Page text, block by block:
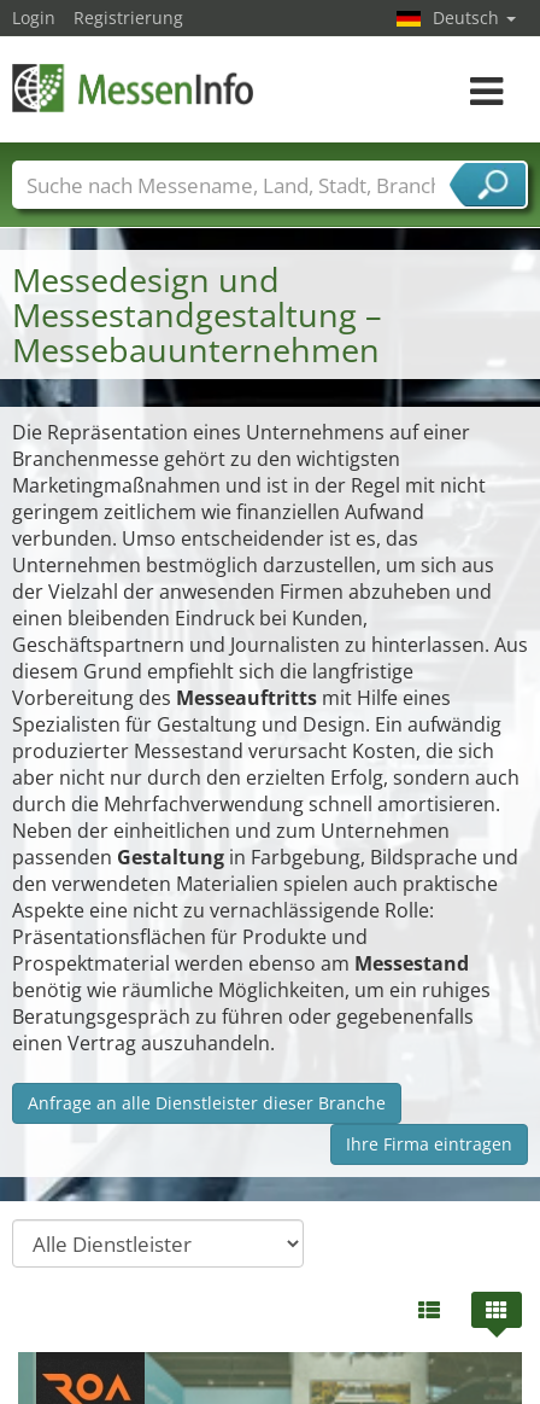
Messedesign und
Messestandgestaltung –
Messebauunternehmen
Die Repräsentation eines Unternehmens auf einer
Branchenmesse gehört zu den wichtigsten
Marketingmaßnahmen und ist in der Regel mit nicht
geringem zeitlichem wie finanziellen Aufwand
verbunden. Umso entscheidender ist es, das
Unternehmen bestmöglich darzustellen, um sich aus
der Vielzahl der anwesenden Firmen abzuheben und
einen bleibenden Eindruck bei Kunden,
Geschäftspartnern und Journalisten zu hinterlassen. Aus
diesem Grund empfiehlt sich die langfristige
Vorbereitung des Messeauftritts mit Hilfe eines
Spezialisten für Gestaltung und Design. Ein aufwändig
produzierter Messestand verursacht Kosten, die sich
aber nicht nur durch den erzielten Erfolg, sondern auch
durch die Mehrfachverwendung schnell amortisieren.
Neben der einheitlichen und zum Unternehmen
passenden Gestaltung in Farbgebung, Bildsprache und
den verwendeten Materialien spielen auch praktische
Aspekte eine nicht zu vernachlässigende Rolle:
Präsentationsflächen für Produkte und
Prospektmaterial werden ebenso am Messestand
benötig wie räumliche Möglichkeiten, um ein ruhiges
Beratungsgespräch zu führen oder gegebenenfalls
einen Vertrag auszuhandeln.
Anfrage an alle Dienstleister dieser Branche
Ihre Firma eintragen
Login Registrierung Deutsch
Toggle
Messenamen Länder Städte
Branchen
Dienstleisterbranchen